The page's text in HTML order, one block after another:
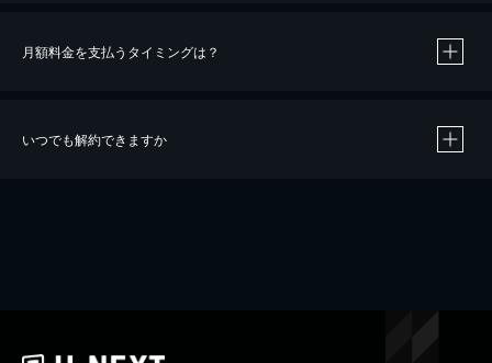
※40％ポイント還元の対象は、クレジットカード決済による作品の購入 / レンタルです。
iOSアプリのUコイン決済による作品の購入 / レンタルは、20％のポイント還元です。
月額料金を支払うタイミングは？
いつでも解約できますか